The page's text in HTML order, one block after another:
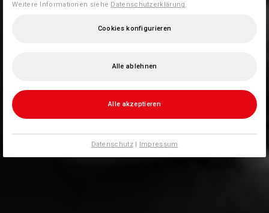
Weitere Informationen siehe Datenschutzerklärung.
Cookies konfigurieren
Alle ablehnen
Alle akzeptieren
Datenschutz| Impressum